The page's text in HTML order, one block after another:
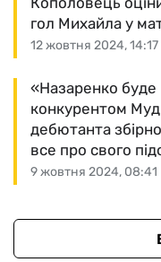
12 жовтня 2024, 14:17
гол Михайла у
9 жовтня 2024, 08:41
«Назаренко буде
конкурентом
дебютанта
все про свого